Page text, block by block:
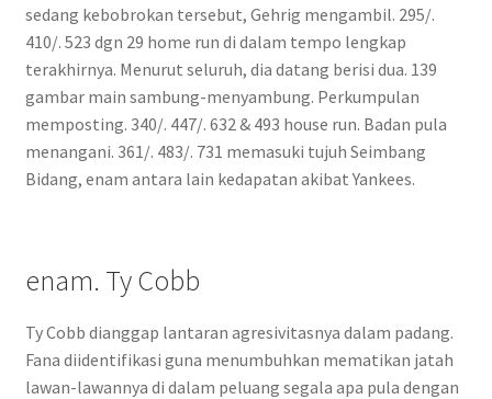
sedang kebobrokan tersebut, Gehrig mengambil. 295/.
410/. 523 dgn 29 home run di dalam tempo lengkap
terakhirnya. Menurut seluruh, dia datang berisi dua. 139
gambar main sambung-menyambung. Perkumpulan
memposting. 340/. 447/. 632 & 493 house run. Badan pula
menangani. 361/. 483/. 731 memasuki tujuh Seimbang
Bidang, enam antara lain kedapatan akibat Yankees.
enam. Ty Cobb
Ty Cobb dianggap lantaran agresivitasnya dalam padang.
Fana diidentifikasi guna menumbuhkan mematikan jatah
lawan-lawannya di dalam peluang segala apa pula dengan